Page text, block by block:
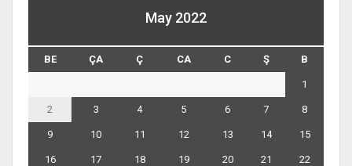
May 2022
BE ÇA Ç CA C Ş B
1
2 3 4 5 6 7 8
9 10 11 12 13 14 15
16 17 18 19 20 21 22